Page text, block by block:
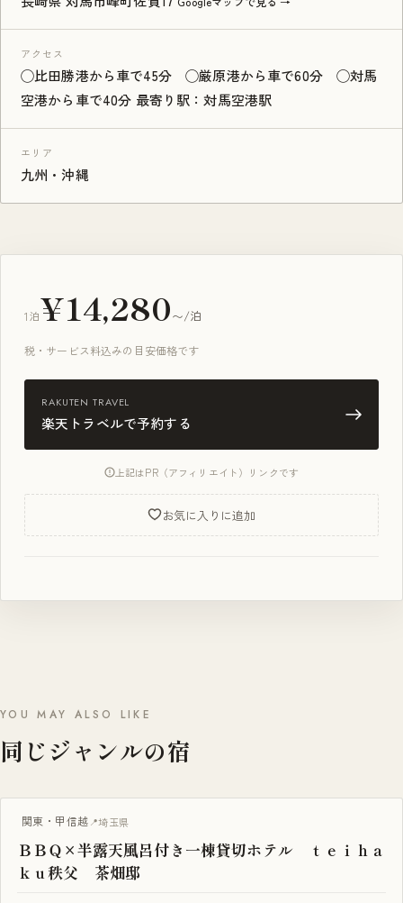
アクセス
◯比田勝港から車で45分 ◯厳原港から車で60分 ◯対馬
空港から車で40分 最寄り駅：対馬空港駅
エリア
九州・沖縄
1泊¥14,280〜/泊
税・サービス料込みの目安価格です
RAKUTEN TRAVEL
楽天トラベルで予約する
上記はPR（アフィリエイト）リンクです
お気に入りに追加
YOU MAY ALSO LIKE
同じジャンルの宿
BBQ・焚き火
関東・甲信越 埼玉県
ＢＢＱ×半露天風呂付き一棟貸切ホテル ｔｅｉｈａ
ｋｕ秩父 茶畑邸